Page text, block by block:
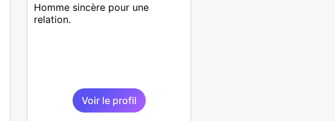
Homme sincère pour une
relation.
Voir le profil